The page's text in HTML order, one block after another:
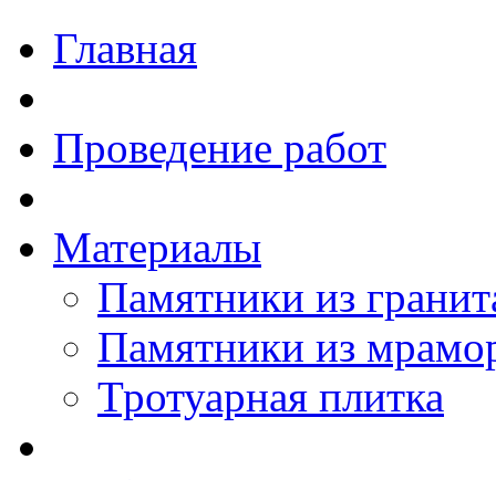
Главная
Проведение работ
Материалы
Памятники из
Памятники из
Тротуарная плитка